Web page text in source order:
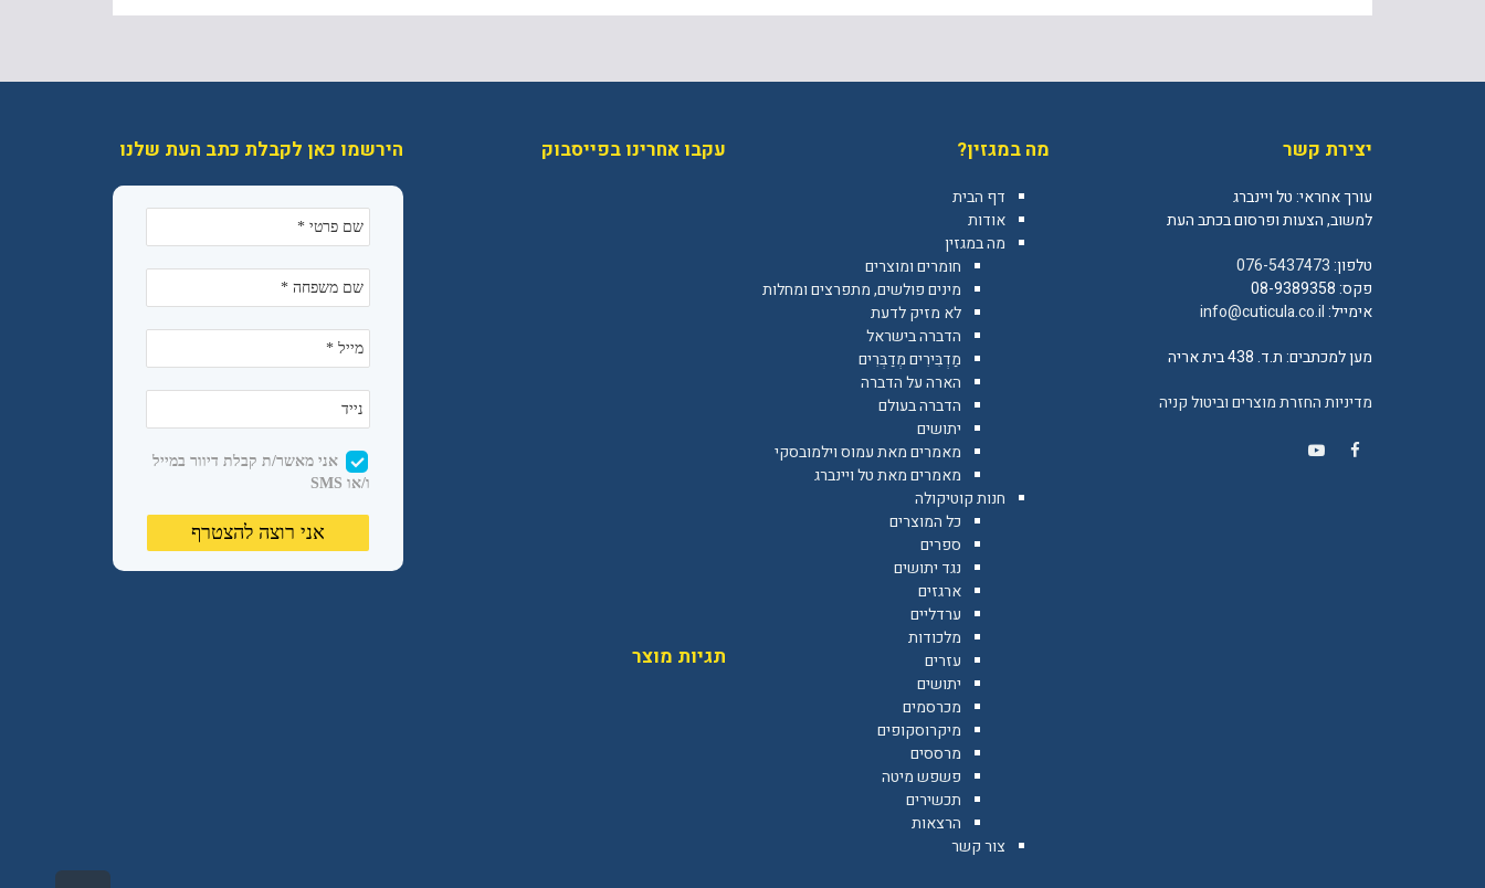
יצירת קשר
עורך אחראי: טל ויינברג
למשוב, הצעות ופרסום בכתב העת
טלפון:076-5437473
פקס: 08-9389358
אימייל:info@cuticula.co.il
מען למכתבים: ת.ד. 438 בית אריה
מדיניות החזרת מוצרים וביטול קניה
מה במגזין?
דף הבית
אודות
מה במגזין
חומרים ומוצרים
מינים פולשים, מתפרצים ומחלות
לא מזיק לדעת
הדברה בישראל
מַדְבִּירִים מְדַבְּרִים
הארה על הדברה
הדברה בעולם
יתושים
מאמרים מאת עמוס וילמובסקי
מאמרים מאת טל ויינברג
חנות קוטיקולה
כל המוצרים
ספרים
נגד יתושים
ארגזים
ערדליים
מלכודות
עזרים
יתושים
מכרסמים
מיקרוסקופים
מרססים
פשפש מיטה
תכשירים
הרצאות
צור קשר
עקבו אחרינו בפייסבוק הירשמו כאן לקבלת כתב העת שלנו
תגיות מוצר